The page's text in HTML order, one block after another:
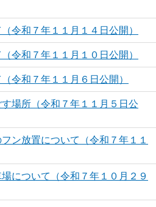
令和７年１１月１４日公開）
令和７年１１月１０日公開）
令和７年１１月６日公開）
場所（令和７年１１月５日公
ン放置について（令和７年１１
について（令和７年１０月２９